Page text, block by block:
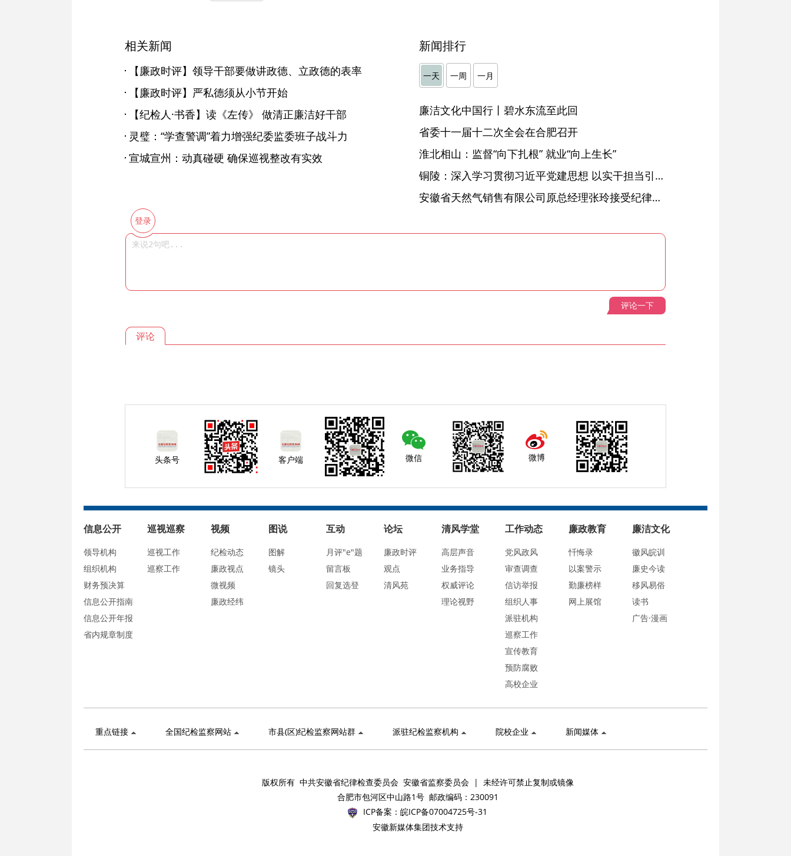
相关新闻
【廉政时评】领导干部要做讲政德、立政德的表率
【廉政时评】严私德须从小节开始
【纪检人·书香】读《左传》 做清正廉洁好干部
灵璧：“学查警调”着力增强纪委监委班子战斗力
宣城宣州：动真碰硬 确保巡视整改有实效
新闻排行
一天 一周 一月
廉洁文化中国行丨碧水东流至此回
省委十一届十二次全会在合肥召开
淮北相山：监督“向下扎根” 就业“向上生长”
铜陵：深入学习贯彻习近平党建思想 以实干担当引领纪检监察工作高质量发展
安徽省天然气销售有限公司原总经理张玲接受纪律审查和监察调查
登录
评论一下
评论
头条号 客户端 微信 微博
信息公开
领导机构
组织机构
财务预决算
信息公开指南
信息公开年报
省内规章制度
巡视巡察
巡视工作
巡察工作
视频
纪检动态
廉政视点
微视频
廉政经纬
图说
图解
镜头
互动
月评"e"题
留言板
回复选登
论坛
廉政时评
观点
清风苑
清风学堂
高层声音
业务指导
权威评论
理论视野
工作动态
党风政风
审查调查
信访举报
组织人事
派驻机构
巡察工作
宣传教育
预防腐败
高校企业
廉政教育
忏悔录
以案警示
勤廉榜样
网上展馆
廉洁文化
徽风皖训
廉史今读
移风易俗
读书
广告·漫画
重点链接 全国纪检监察网站 市县(区)纪检监察网站群 派驻纪检监察机构 院校企业 新闻媒体
版权所有 中共安徽省纪律检查委员会 安徽省监察委员会 | 未经许可禁止复制或镜像
合肥市包河区中山路1号 邮政编码：230091
ICP备案： 皖ICP备07004725号-31
安徽新媒体集团技术支持